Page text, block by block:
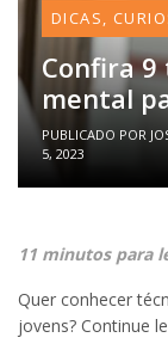
DICAS,
Confira 9
mental
PUBLICADO POR
5, 2023
11 minutos para
Quer conhecer
jovens? Continue